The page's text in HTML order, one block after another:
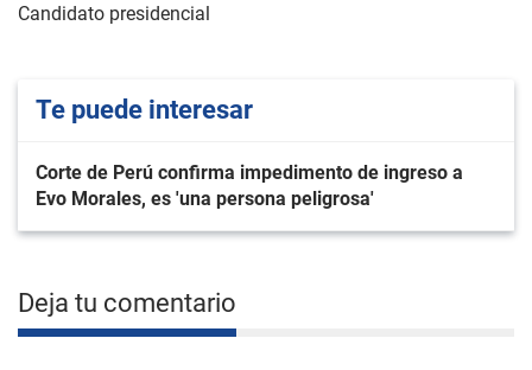
Candidato presidencial
Te puede interesar
Corte de Perú confirma impedimento de ingreso a
Evo Morales, es 'una persona peligrosa'
Deja tu comentario